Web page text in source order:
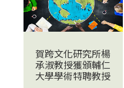
賀跨文化研究所楊
承淑教授獲頒輔仁
大學學術特聘教授